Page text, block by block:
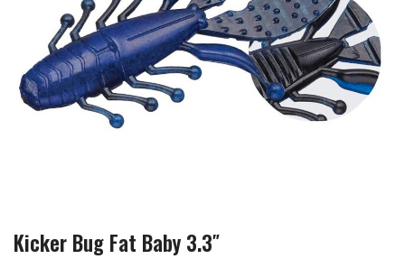
Kicker Bug Fat Baby 3.3″